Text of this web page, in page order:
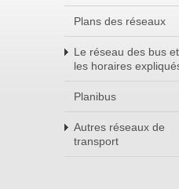
Plans des réseaux
Le réseau des bus et
les horaires
Planibus
Autres réseaux de
transport